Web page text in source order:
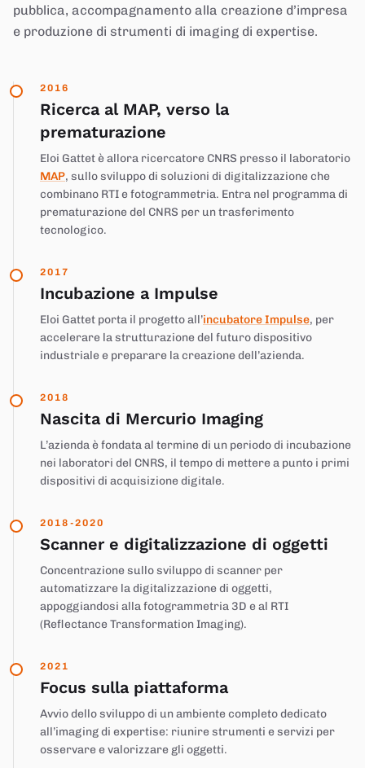
pubblica, accompagnamento alla creazione d’impresa
e produzione di strumenti di imaging di expertise.
2016
Ricerca al MAP, verso la
prematurazione
Eloi Gattet è allora ricercatore CNRS presso il laboratorio
MAP, sullo sviluppo di soluzioni di digitalizzazione che
combinano RTI e fotogrammetria. Entra nel programma di
prematurazione del CNRS per un trasferimento
tecnologico.
2017
Incubazione a Impulse
Eloi Gattet porta il progetto all’incubatore Impulse, per
accelerare la strutturazione del futuro dispositivo
industriale e preparare la creazione dell’azienda.
2018
Nascita di Mercurio Imaging
L’azienda è fondata al termine di un periodo di incubazione
nei laboratori del CNRS, il tempo di mettere a punto i primi
dispositivi di acquisizione digitale.
2018-2020
Scanner e digitalizzazione di oggetti
Concentrazione sullo sviluppo di scanner per
automatizzare la digitalizzazione di oggetti,
appoggiandosi alla fotogrammetria 3D e al RTI
(Reflectance Transformation Imaging).
2021
Focus sulla piattaforma
Avvio dello sviluppo di un ambiente completo dedicato
all’imaging di expertise: riunire strumenti e servizi per
osservare e valorizzare gli oggetti.